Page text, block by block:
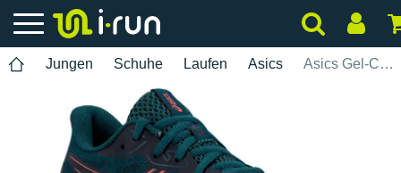
Jungen Schuhe Laufen Asics Asics Gel-Cumulus 26 Junior